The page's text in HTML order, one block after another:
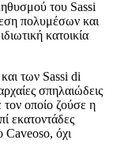
του Sassi
πολυμέσων και
κατοικία
των Sassi di
σπηλαιώδεις
τον οποίο ζούσε η
εκατοντάδες
Caveoso, όχι